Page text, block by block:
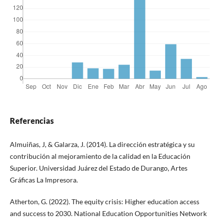
Referencias
Almuiñas, J, & Galarza, J. (2014). La dirección estratégica y su
contribución al mejoramiento de la calidad en la Educación
Superior. Universidad Juárez del Estado de Durango, Artes
Gráficas La Impresora.
Atherton, G. (2022). The equity crisis: Higher education access
and success to 2030. National Education Opportunities Network